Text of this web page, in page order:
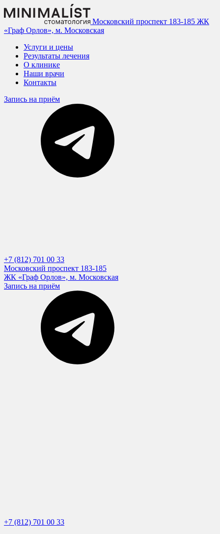
Московский проспект 183-185 ЖК
«Граф Орлов», м. Московская
Услуги и цены
Результаты лечения
О клинике
Наши врачи
Контакты
Запись на приём
+7 (812) 701 00 33
Московский проспект 183-185
ЖК «Граф Орлов», м. Московская
Запись на приём
+7 (812) 701 00 33